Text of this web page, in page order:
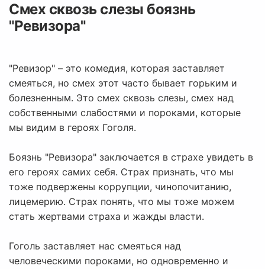
Смех сквозь слезы боязнь
"Ревизора"
"Ревизор" – это комедия, которая заставляет
смеяться, но смех этот часто бывает горьким и
болезненным. Это смех сквозь слезы, смех над
собственными слабостями и пороками, которые
мы видим в героях Гоголя.
Боязнь "Ревизора" заключается в страхе увидеть в
его героях самих себя. Страх признать, что мы
тоже подвержены коррупции, чинопочитанию,
лицемерию. Страх понять, что мы тоже можем
стать жертвами страха и жажды власти.
Гоголь заставляет нас смеяться над
человеческими пороками, но одновременно и